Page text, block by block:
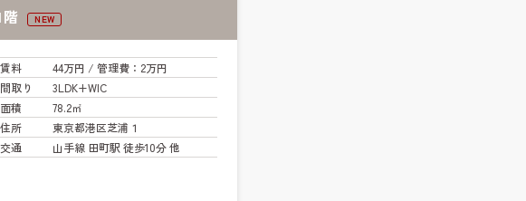
NEW
賃料 44万円 / 管理費：2万円
間取り
3LDK+WIC
面積
78.2㎡
住所
東京都港区芝浦１
交通
山手線 田町駅 徒歩10分 他